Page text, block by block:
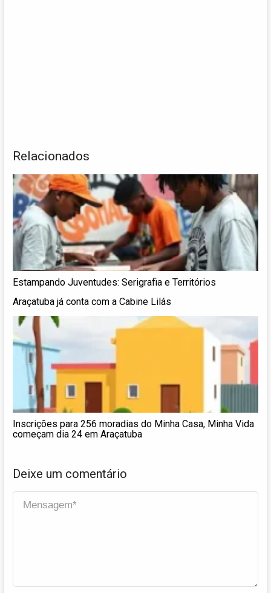
Relacionados
Estampando Juventudes: Serigrafia e Territórios
Araçatuba já conta com a Cabine Lilás
Inscrições para 256 moradias do Minha Casa, Minha Vida
começam dia 24 em Araçatuba
Deixe um comentário